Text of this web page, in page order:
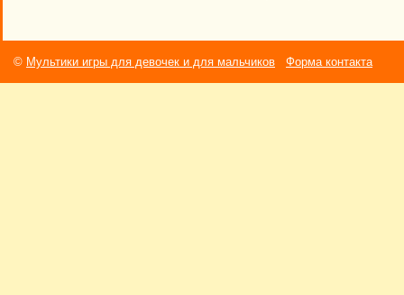
© Мультики игры для девочек и для мальчиков Форма контакта